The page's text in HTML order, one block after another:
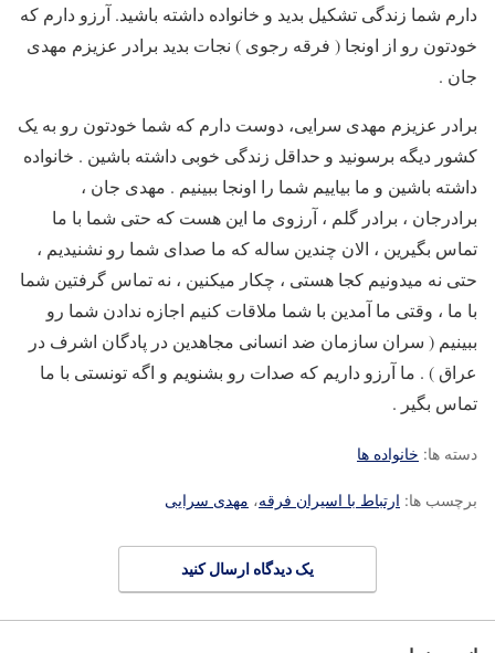
دارم شما زندگی تشکیل بدید و خانواده داشته باشید. آرزو دارم که
خودتون رو از اونجا ( فرقه رجوی ) نجات بدید برادر عزیزم مهدی
جان .
برادر عزیزم مهدی سرایی، دوست دارم که شما خودتون رو به یک
کشور دیگه برسونید و حداقل زندگی خوبی داشته باشین . خانواده
داشته باشین و ما بیاییم شما را اونجا ببینیم . مهدی جان ،
برادرجان ، برادر گلم ، آرزوی ما این هست که حتی شما با ما
تماس بگیرین ، الان چندین ساله که ما صدای شما رو نشنیدیم ،
حتی نه میدونیم کجا هستی ، چکار میکنین ، نه تماس گرفتین شما
با ما ، وقتی ما آمدین با شما ملاقات کنیم اجازه ندادن شما رو
ببینیم ( سران سازمان ضد انسانی مجاهدین در پادگان اشرف در
عراق ) . ما آرزو داریم که صدات رو بشنویم و اگه تونستی با ما
تماس بگیر .
دسته ها: خانواده ها
برچسب ها: ارتباط با اسیران فرقه، مهدی سرایی
یک دیدگاه ارسال کنید